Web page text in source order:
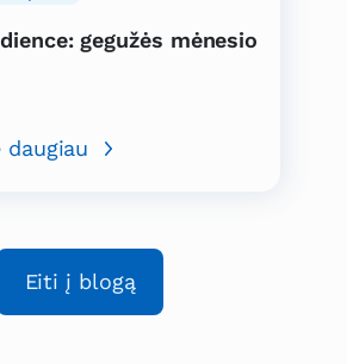
gegužės mėnesio
Eiti į blogą